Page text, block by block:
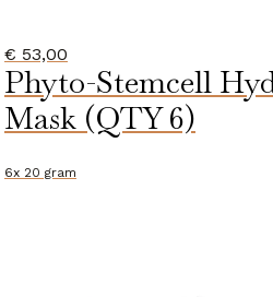
€ 53,00
Phyto-Stemcell
Mask (QTY 6)
6x 20 gram